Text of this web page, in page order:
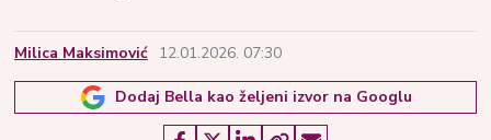
Milica Maksimović 12.01.2026. 07:30
Dodaj Bella kao željeni izvor na Googlu